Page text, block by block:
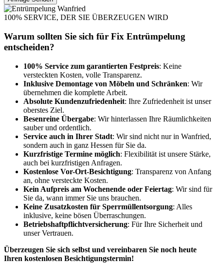
100% SERVICE, DER SIE ÜBERZEUGEN WIRD
Warum sollten Sie sich für Fix Entrümpelung
entscheiden?
100% Service zum garantierten Festpreis: Keine
versteckten Kosten, volle Transparenz.
Inklusive Demontage von Möbeln und Schränken: Wir
übernehmen die komplette Arbeit.
Absolute Kundenzufriedenheit: Ihre Zufriedenheit ist unser
oberstes Ziel.
Besenreine Übergabe: Wir hinterlassen Ihre Räumlichkeiten
sauber und ordentlich.
Service auch in Ihrer Stadt: Wir sind nicht nur in Wanfried,
sondern auch in ganz Hessen für Sie da.
Kurzfristige Termine möglich: Flexibilität ist unsere Stärke,
auch bei kurzfristigen Anfragen.
Kostenlose Vor-Ort-Besichtigung: Transparenz von Anfang
an, ohne versteckte Kosten.
Kein Aufpreis am Wochenende oder Feiertag: Wir sind für
Sie da, wann immer Sie uns brauchen.
Keine Zusatzkosten für Sperrmüllentsorgung: Alles
inklusive, keine bösen Überraschungen.
Betriebshaftpflichtversicherung: Für Ihre Sicherheit und
unser Vertrauen.
Überzeugen Sie sich selbst und vereinbaren Sie noch heute
Ihren kostenlosen Besichtigungstermin!